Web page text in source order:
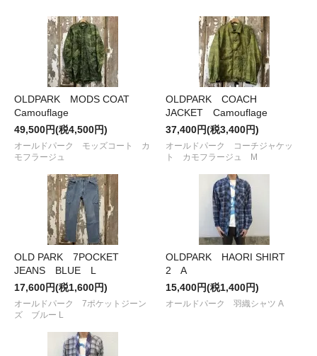
OLDPARK MODS COAT
Camouflage
49,500円(税4,500円)
オールドパーク モッズコート カ
モフラージュ
OLDPARK COACH
JACKET Camouflage
37,400円(税3,400円)
オールドパーク コーチジャケッ
ト カモフラージュ M
OLD PARK 7POCKET
JEANS BLUE L
17,600円(税1,600円)
オールドパーク 7ポケットジーン
ズ ブルー L
OLDPARK HAORI SHIRT
2 A
15,400円(税1,400円)
オールドパーク 羽織シャツ A